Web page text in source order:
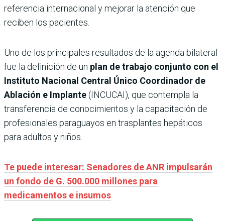
referencia internacional y mejorar la atención que
reciben los pacientes.
Uno de los principales resultados de la agenda bilateral
fue la definición de un plan de trabajo conjunto con el
Instituto Nacional Central Único Coordinador de
Ablación e Implante(INCUCAI), que contempla la
transferencia de conocimientos y la capacitación de
profesionales paraguayos en trasplantes hepáticos
para adultos y niños.
Te puede interesar: Senadores de ANR impulsarán
un fondo de G. 500.000 millones para
medicamentos e insumos